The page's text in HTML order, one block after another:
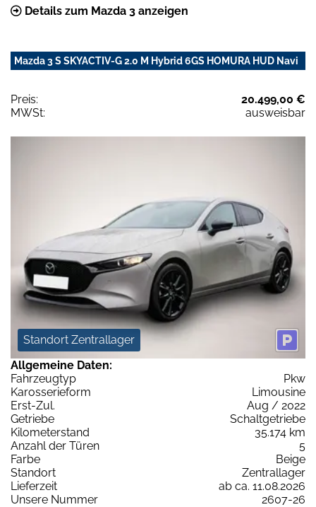
Details zum Mazda 3 anzeigen
Mazda 3 S SKYACTIV-G 2.0 M Hybrid 6GS HOMURA HUD Navi
Preis:
20.499,00 €
MWSt:
ausweisbar
Standort Zentrallager
Allgemeine Daten:
Fahrzeugtyp
Pkw
Karosserieform
Limousine
Erst-Zul.
Aug / 2022
Getriebe
Schaltgetriebe
Kilometerstand
35.174 km
Anzahl der Türen
5
Farbe
Beige
Standort
Zentrallager
Lieferzeit
ab ca. 11.08.2026
Unsere Nummer
2607-26